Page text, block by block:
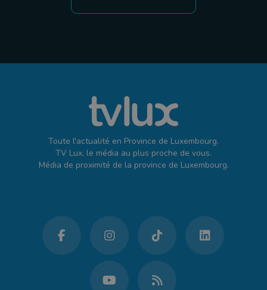
Toute l'actualité en Province de Luxembourg.
TV Lux, le média au plus proche de vous.
Média de proximité de la province de Luxembourg.